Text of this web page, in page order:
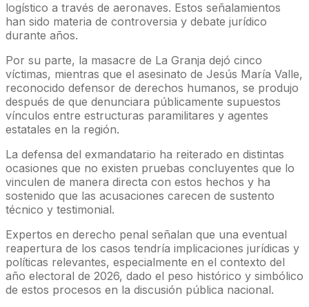
logístico a través de aeronaves. Estos señalamientos
han sido materia de controversia y debate jurídico
durante años.
Por su parte, la masacre de La Granja dejó cinco
víctimas, mientras que el asesinato de Jesús María Valle,
reconocido defensor de derechos humanos, se produjo
después de que denunciara públicamente supuestos
vínculos entre estructuras paramilitares y agentes
estatales en la región.
La defensa del exmandatario ha reiterado en distintas
ocasiones que no existen pruebas concluyentes que lo
vinculen de manera directa con estos hechos y ha
sostenido que las acusaciones carecen de sustento
técnico y testimonial.
Expertos en derecho penal señalan que una eventual
reapertura de los casos tendría implicaciones jurídicas y
políticas relevantes, especialmente en el contexto del
año electoral de 2026, dado el peso histórico y simbólico
de estos procesos en la discusión pública nacional.